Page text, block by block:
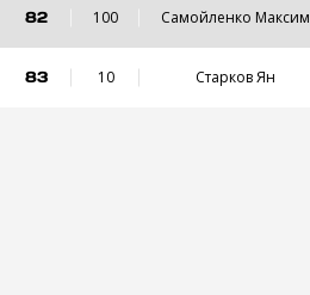
82 100 Самойленко Максим
83 10 Старков Ян